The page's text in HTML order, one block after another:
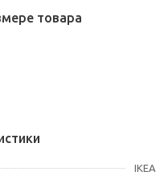
товара
IKEA